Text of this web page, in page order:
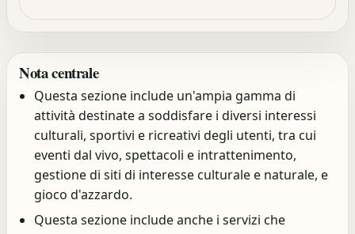
Nota centrale
Questa sezione include un'ampia gamma di
attività destinate a soddisfare i diversi interessi
culturali, sportivi e ricreativi degli utenti, tra cui
eventi dal vivo, spettacoli e intrattenimento,
gestione di siti di interesse culturale e naturale, e
gioco d'azzardo.
Questa sezione include anche i servizi che